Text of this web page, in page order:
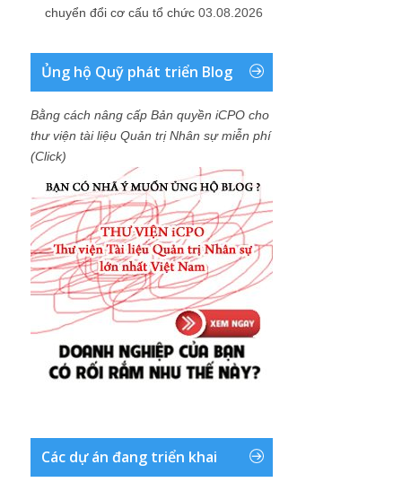
chuyển đổi cơ cấu tổ chức 03.08.2026
Ủng hộ Quỹ phát triển Blog
Bằng cách nâng cấp Bản quyền iCPO cho
thư viện tài liệu Quản trị Nhân sự miễn phí
(Click)
Các dự án đang triển khai